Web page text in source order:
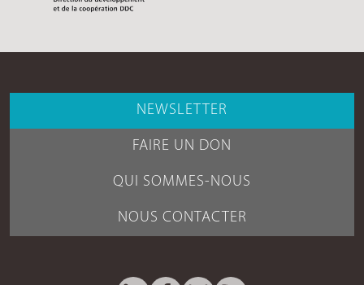
NEWSLETTER
FAIRE UN DON
QUI SOMMES-NOUS
NOUS CONTACTER